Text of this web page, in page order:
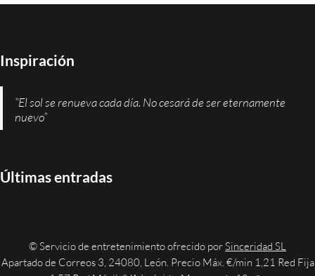
Inspiración
“El sol se renueva cada día. No cesará de ser eternamente
nuevo”
Últimas entradas
© Servicio de entretenimiento ofrecido porSinceridad SL
Apartado de Correos 3, 24080, León. Precio Máx. €/min 1,21 Red Fija